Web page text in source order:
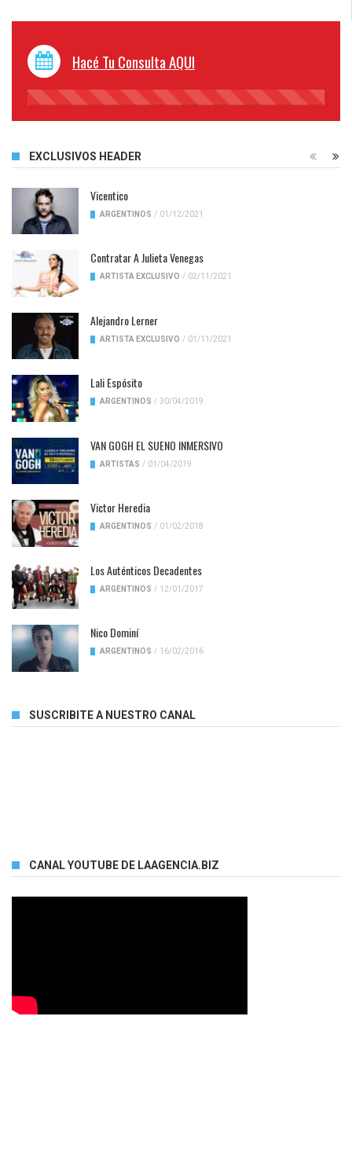
Hacé Tu Consulta AQUI
45%
EXCLUSIVOS HEADER
Vicentico
ARGENTINOS / 01/12/2021
Contratar A Julieta Venegas
ARTISTA EXCLUSIVO / 02/11/2021
Alejandro Lerner
ARTISTA EXCLUSIVO / 01/11/2021
Lali Espósito
ARGENTINOS / 30/04/2019
VAN GOGH EL SUENO INMERSIVO
ARTISTAS / 01/04/2019
Victor Heredia
ARGENTINOS / 01/02/2018
Los Auténticos Decadentes
ARGENTINOS / 12/01/2017
Nico Dominí
ARGENTINOS / 16/02/2016
SUSCRIBITE A NUESTRO CANAL
CANAL YOUTUBE DE LAAGENCIA.BIZ